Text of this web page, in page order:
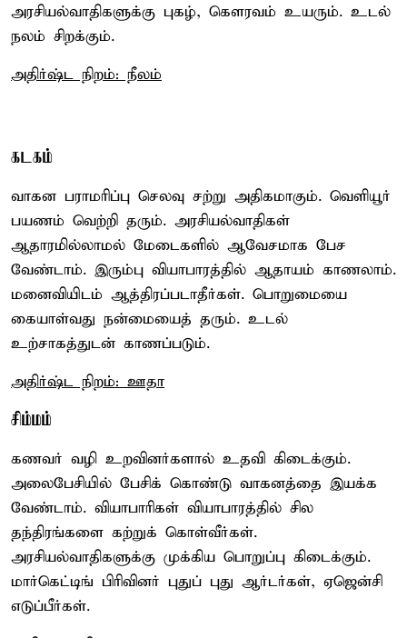
அரசியல்வாதிகளுக்கு புகழ், கௌரவம் உயரும். உடல்
நலம் சிறக்கும்.
அதிர்ஷ்ட நிறம்: நீலம்
கடகம்
வாகன பராமரிப்பு செலவு சற்று அதிகமாகும். வெளியூர்
பயணம் வெற்றி தரும். அரசியல்வாதிகள்
ஆதாரமில்லாமல் மேடைகளில் ஆவேசமாக பேச
வேண்டாம். இரும்பு வியாபாரத்தில் ஆதாயம் காணலாம்.
மனைவியிடம் ஆத்திரப்படாதீர்கள். பொறுமையை
கையாள்வது நன்மையைத் தரும். உடல்
உற்சாகத்துடன் காணப்படும்.
அதிர்ஷ்ட நிறம்: ஊதா
சிம்மம்
கணவர் வழி உறவினர்களால் உதவி கிடைக்கும்.
அலைபேசியில் பேசிக் கொண்டு வாகனத்தை இயக்க
வேண்டாம். வியாபாரிகள் வியாபாரத்தில் சில
தந்திரங்களை கற்றுக் கொள்வீர்கள்.
அரசியல்வாதிகளுக்கு முக்கிய பொறுப்பு கிடைக்கும்.
மார்கெட்டிங் பிரிவினர் புதுப் புது ஆர்டர்கள், ஏஜென்சி
எடுப்பீர்கள்.